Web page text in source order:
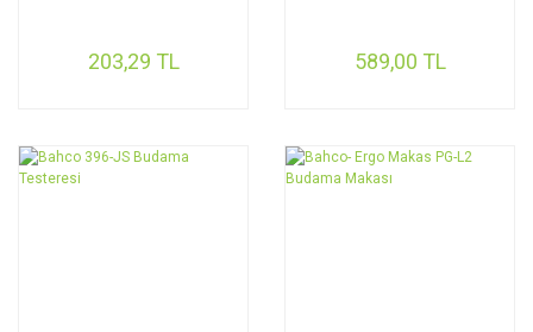
203,29 TL 589,00 TL